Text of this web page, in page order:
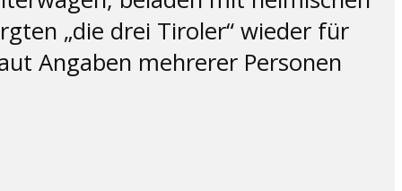
„die drei Tiroler“ wieder für
Angaben mehrerer Personen